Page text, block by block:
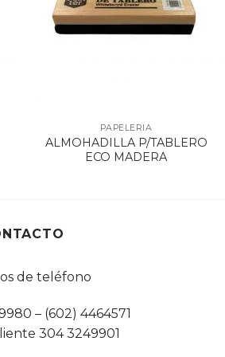
PAPELERIA
ALMOHADILLA P/TABLERO
ECO MADERA
de teléfono
– (602) 4464571
304 3249901